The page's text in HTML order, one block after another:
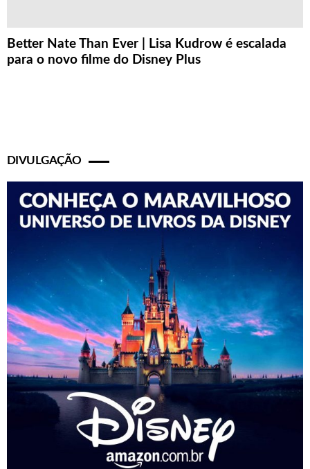
Better Nate Than Ever | Lisa Kudrow é escalada
para o novo filme do Disney Plus
DIVULGAÇÃO